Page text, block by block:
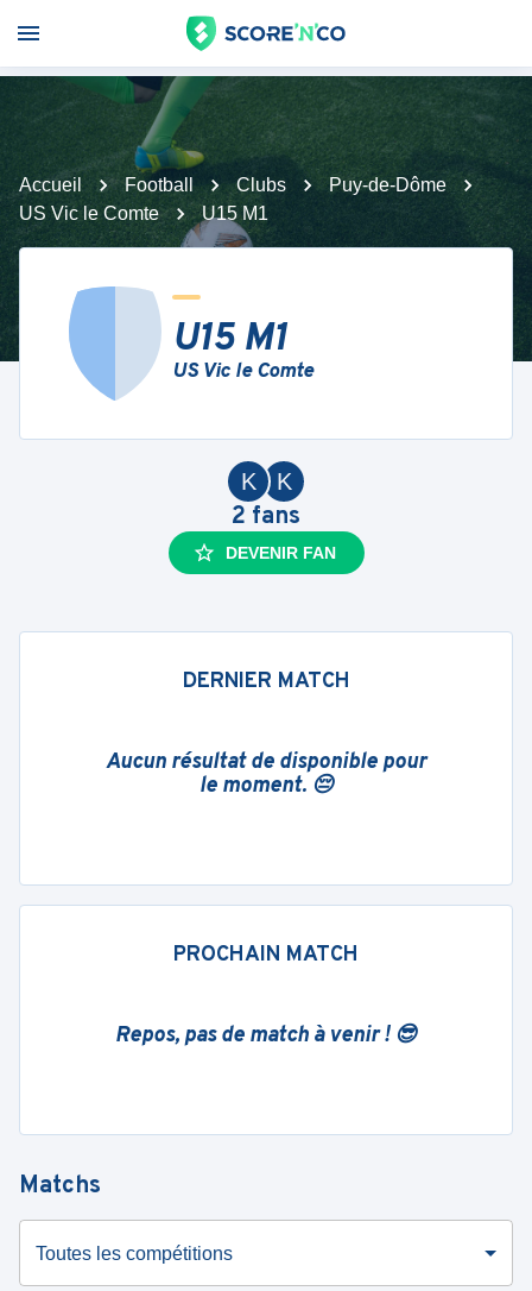
Accueil Football Clubs
Puy-de-Dôme
US Vic le Comte
U15 M1
U15 M1
US Vic le Comte
K
K
2 fans
DEVENIR FAN
DERNIER MATCH
Aucun résultat de disponible pour
le moment. 😔
PROCHAIN MATCH
Repos, pas de match à venir ! 😎
Matchs
Toutes les compétitions